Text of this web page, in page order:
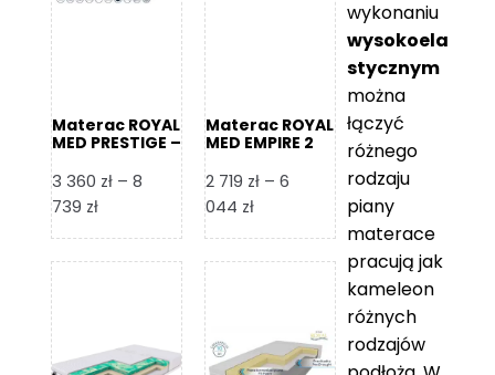
Materac ROYAL
MED PRESTIGE –
3 360 zł – 8
739 złZakres
od
8
Materac ROYAL
MED EMPIRE 2
2 719 zł – 6
044 złZakres
od
6
wykonaniu
wysokoela
stycznym
można
łączyć
różnego
rodzaju
piany
materace
pracują jak
kameleon
różnych
rodzajów